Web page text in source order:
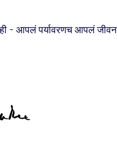
- आपलं पर्यावरणच आपलं जीवन